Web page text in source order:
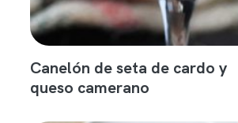
Canelón de seta de cardo y
queso camerano